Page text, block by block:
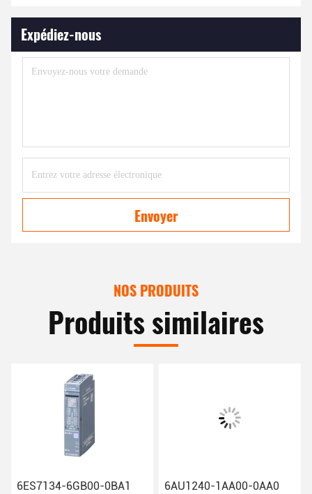
Expédiez-nous
Envoyer
NOS PRODUITS
Produits similaires
6ES7134-6GB00-0BA1
6AU1240-1AA00-0AA0